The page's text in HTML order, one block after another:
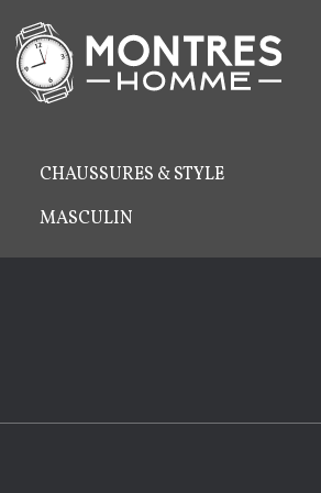
CHAUSSURES & STYLE
MASCULIN